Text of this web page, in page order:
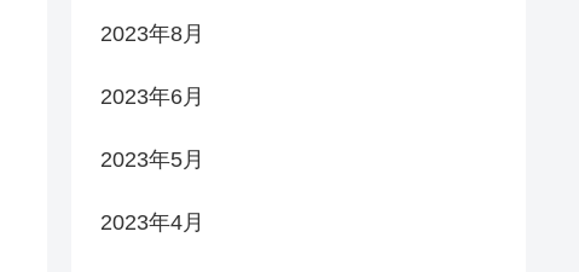
2023年8月
2023年6月
2023年5月
2023年4月